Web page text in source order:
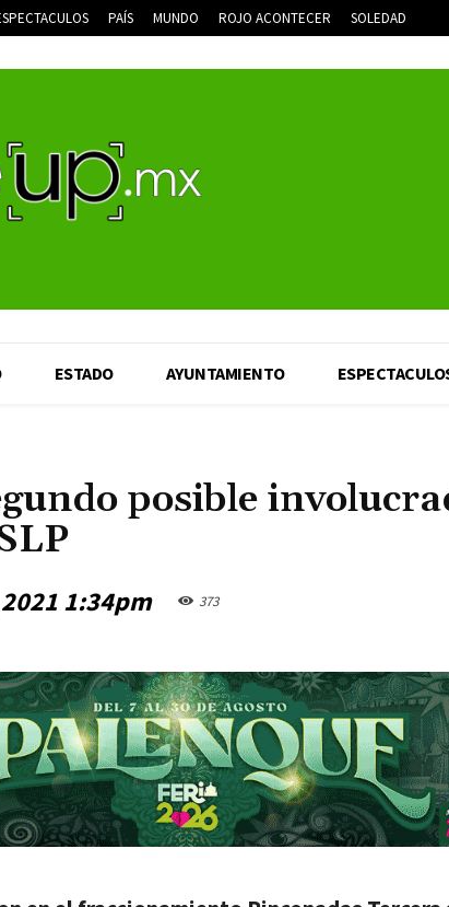
PAÍS MUNDO ROJO ACONTECER SOLEDAD
ESTADO AYUNTAMIENTO
posible
1:34pm 373